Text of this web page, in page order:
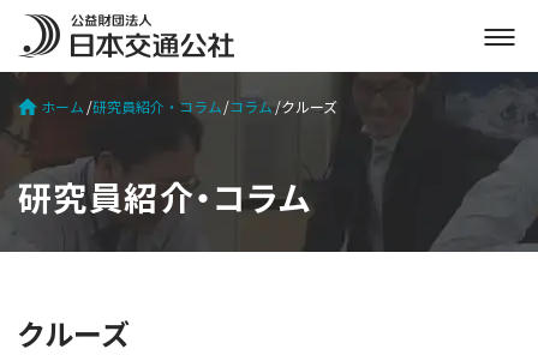
メ
ニ
ュ
開
ホーム 研究員紹介・コラム コラム クルーズ
研究員紹介・コラム
クルーズ